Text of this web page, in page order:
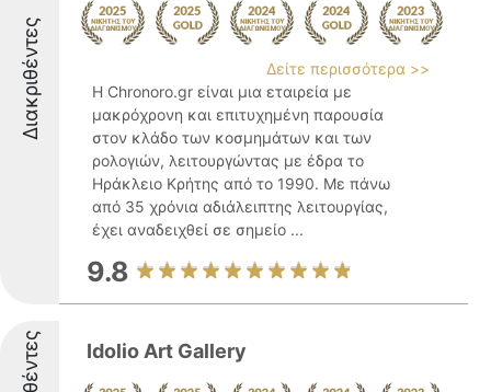
Διακριθέντες
Δείτε περισσότερα >>
Η Chronoro.gr είναι μια εταιρεία με
μακρόχρονη και επιτυχημένη παρουσία
στον κλάδο των κοσμημάτων και των
ρολογιών, λειτουργώντας με έδρα το
Ηράκλειο Κρήτης από το 1990. Με πάνω
από 35 χρόνια αδιάλειπτης λειτουργίας,
έχει αναδειχθεί σε σημείο ...
9.8
Idolio Art Gallery